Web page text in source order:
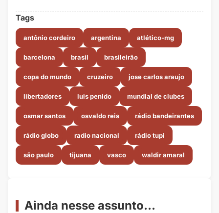
Tags
antônio cordeiro argentina atlético-mg
barcelona brasil brasileirão
copa do mundo cruzeiro jose carlos araujo
libertadores luis penido mundial de clubes
osmar santos osvaldo reis rádio bandeirantes
rádio globo radio nacional rádio tupi
são paulo tijuana vasco waldir amaral
Ainda nesse assunto...